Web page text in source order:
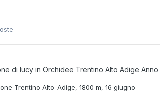
di lucy in Orchidee Trentino Alto Adige Anno
Trentino Alto-Adige, 1800 m, 16 giugno